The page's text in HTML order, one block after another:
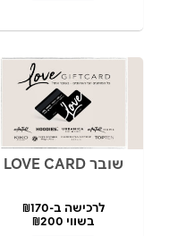
שובר LOVE CARD
לרכישה ב-₪170
בשווי ₪200